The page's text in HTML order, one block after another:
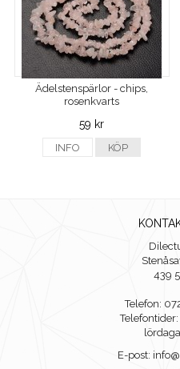
Ädelstenspärlor - chips,
rosenkvarts
59 kr
INFO KÖP
439
Telefon:
E-post: